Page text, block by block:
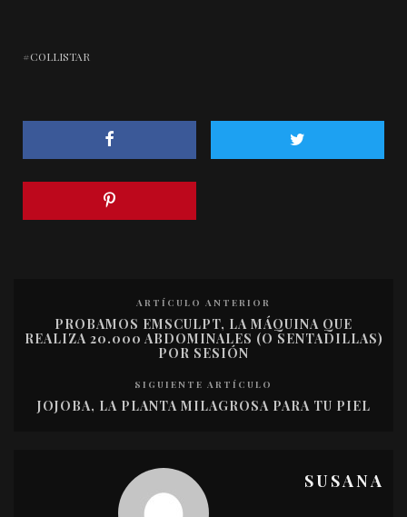
COLLISTAR
ARTÍCULO ANTERIOR
PROBAMOS EMSCULPT, LA MÁQUINA QUE
REALIZA 20.000 ABDOMINALES (O SENTADILLAS)
POR SESIÓN
SIGUIENTE ARTÍCULO
JOJOBA, LA PLANTA MILAGROSA PARA TU PIEL
SUSANA